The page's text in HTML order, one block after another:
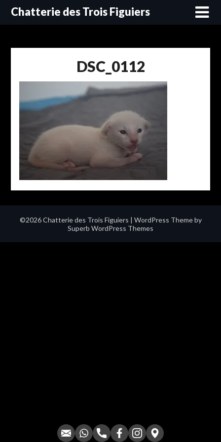
SkipChatterie des Trois Figuiers
DSC_0112
©2026 Chatterie des Trois Figuiers | WordPress Theme by
Superb WordPress Themes